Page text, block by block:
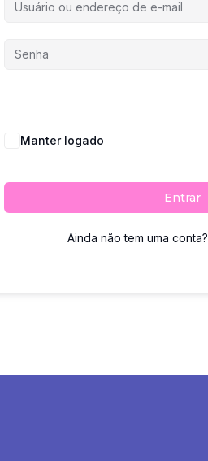
Manter logado
Entrar
Ainda não tem uma conta?